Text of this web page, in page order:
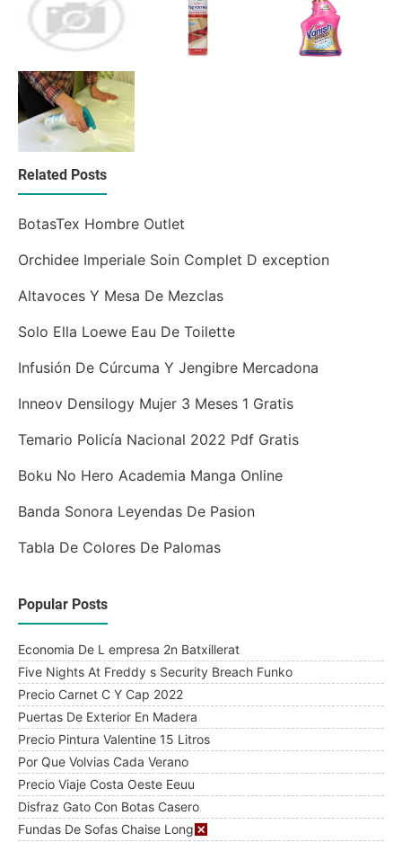
Related Posts
BotasTex Hombre Outlet
Orchidee Imperiale Soin Complet D exception
Altavoces Y Mesa De Mezclas
Solo Ella Loewe Eau De Toilette
Infusión De Cúrcuma Y Jengibre Mercadona
Inneov Densilogy Mujer 3 Meses 1 Gratis
Temario Policía Nacional 2022 Pdf Gratis
Boku No Hero Academia Manga Online
Banda Sonora Leyendas De Pasion
Tabla De Colores De Palomas
Popular Posts
Economia De L empresa 2n Batxillerat
Five Nights At Freddy s Security Breach Funko
Precio Carnet C Y Cap 2022
Puertas De Exterior En Madera
Precio Pintura Valentine 15 Litros
Por Que Volvias Cada Verano
Precio Viaje Costa Oeste Eeuu
Disfraz Gato Con Botas Casero
Fundas De Sofas Chaise Longue